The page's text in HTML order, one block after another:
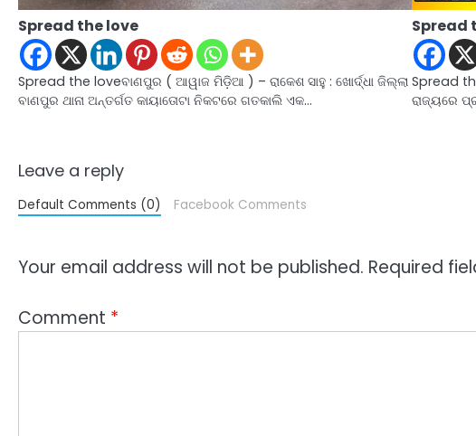
Spread the love
Spread the loveବାଣପୁର ( ଆୱାଜ ମିଡ଼ିଆ ) – ରାକେଶ ସାହୁ : ଖୋର୍ଦ୍ଧା ଜିଲ୍ଲା
ବାଣପୁର ଥାନା ଅନ୍ତର୍ଗତ କାୟାତୋଟା ନିକଟରେ ଗତକାଲି ଏକ…
Spread
Spread
ରାଜ୍ୟରେ
Leave a reply
Default Comments (0) Facebook Comments
Your email address will not be published. Required
Comment *